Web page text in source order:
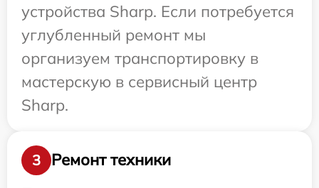
устройства Sharp. Если потребуется
углубленный ремонт мы
организуем транспортировку в
мастерскую в сервисный центр
Sharp.
3
Ремонт техники